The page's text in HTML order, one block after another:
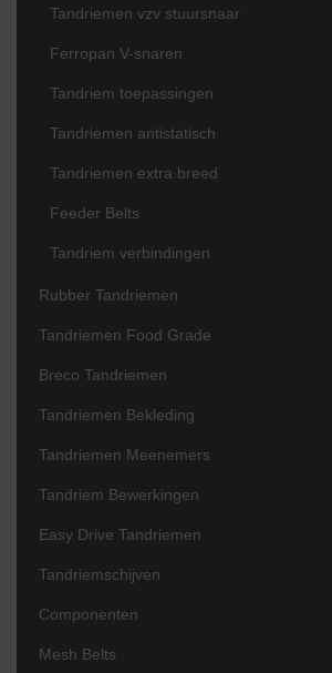
Tandriemen vzv stuursnaar
Ferropan V-snaren
Tandriem toepassingen
Tandriemen antistatisch
Tandriemen extra breed
Feeder Belts
Tandriem verbindingen
Rubber Tandriemen
Tandriemen Food Grade
Breco Tandriemen
Tandriemen Bekleding
Tandriemen Meenemers
Tandriem Bewerkingen
Easy Drive Tandriemen
Tandriemschijven
Componenten
Mesh Belts